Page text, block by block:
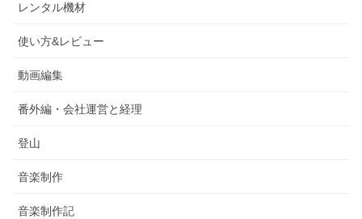
レンタル機材
使い方&レビュー
動画編集
番外編・会社運営と経理
登山
音楽制作
音楽制作記